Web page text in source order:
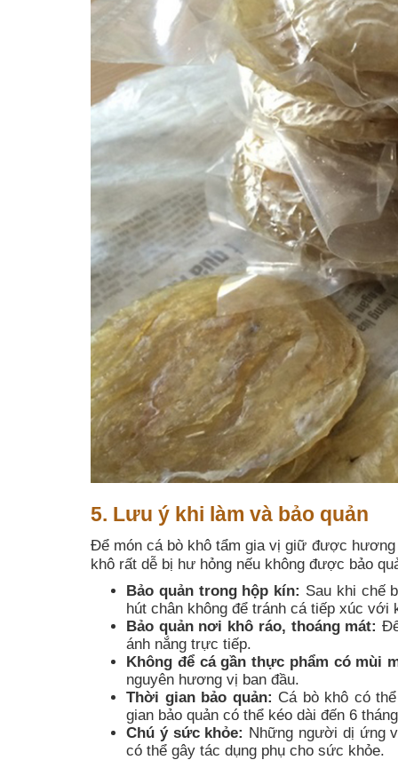
5. Lưu ý khi làm và bảo quản
Để món cá bò khô tẩm gia vị giữ được
khô rất dễ bị hư hỏng nếu không được bảo
Bảo quản trong hộp kín: Sau khi chế
hút chân không để tránh cá tiếp xúc
Bảo quản nơi khô ráo, thoáng mát:
ánh nắng trực tiếp.
Không để cá gần thực phẩm có mùi
nguyên hương vị ban đầu.
Thời gian bảo quản: Cá bò khô có
gian bảo quản có thể kéo dài đến 6
Chú ý sức khỏe: Những người dị ứng
có thể gây tác dụng phụ cho sức khỏe.